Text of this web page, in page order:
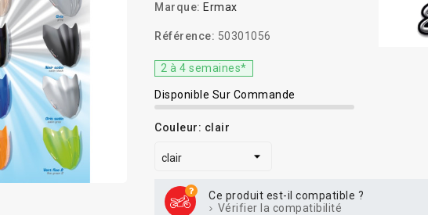
Marque: Ermax
Référence: 50301056
2 à 4 semaines*
Disponible Sur Commande
Couleur: clair
Ce produit est-il compatible ?
Vérifier la compatibilité